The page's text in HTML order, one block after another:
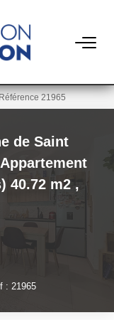
Référence 21965
de Saint
40.72 m2 ,
: 21965